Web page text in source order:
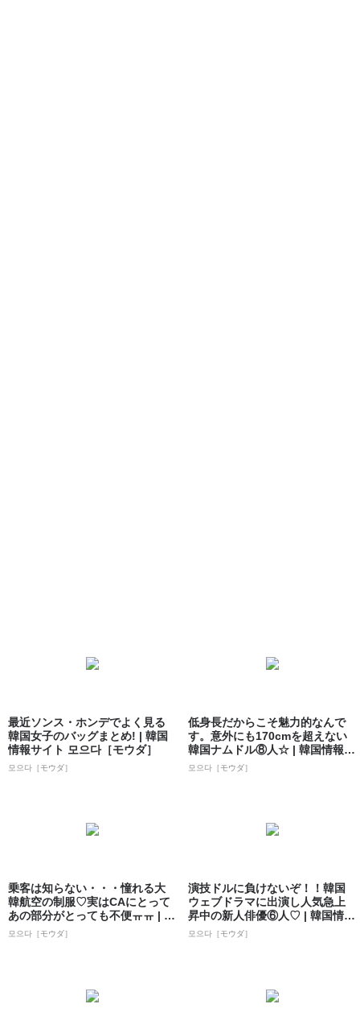
最近ソンス・ホンデでよく見る
韓国女子のバッグまとめ! | 韓国
情報サイト 모으다［モウダ］
모으다［モウダ］
低身長だからこそ魅力的なんで
す。意外にも170cmを超えない
韓国ナムドル⑧人☆ | 韓国情報サ
イト...
모으다［モウダ］
乗客は知らない・・・憧れる大
韓航空の制服♡実はCAにとって
あの部分がとっても不便ㅠㅠ | 韓
国情報...
모으다［モウダ］
演技ドルに負けないぞ！！韓国
ウェブドラマに出演し人気急上
昇中の新人俳優⑥人♡ | 韓国情報
サイト ...
모으다［モウダ］